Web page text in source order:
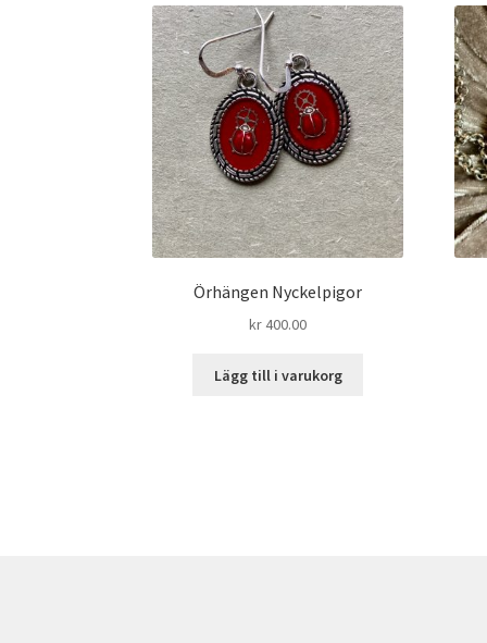
Örhängen Nyckelpigor
kr400.00
Lägg till i varukorg